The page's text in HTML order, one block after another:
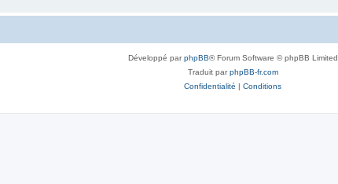
Développé parphpBB® Forum Software © phpBB Limited
Traduit parphpBB-fr.com
Confidentialité | Conditions